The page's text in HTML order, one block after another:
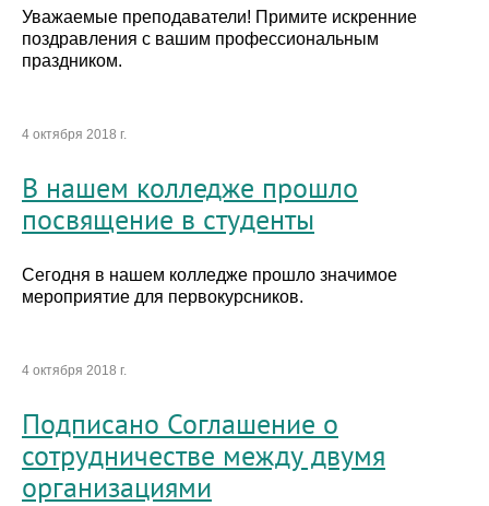
Уважаемые преподаватели! Примите искренние
поздравления с вашим профессиональным
праздником.
4 октября 2018 г.
В нашем колледже прошло
посвящение в студенты
Сегодня в нашем колледже прошло значимое
мероприятие для первокурсников.
4 октября 2018 г.
Подписано Соглашение о
сотрудничестве между двумя
организациями